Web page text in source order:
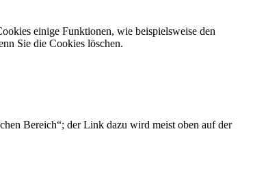
einige Funktionen, wie beispielsweise den
Sie die Cookies löschen.
Bereich“; der Link dazu wird meist oben auf der